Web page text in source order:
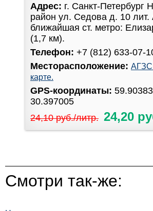
Адрес: г. Санкт-Петербург
район ул. Седова д. 10 лит.
ближайшая ст. метро:
(1,7 км).
Телефон: +7 (812) 633-07-
Месторасположение:
карте.
GPS-координаты:
30.397005
24,10 руб./литр. 24,20
Смотри так-же: